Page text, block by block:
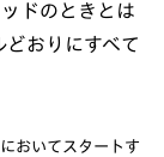
ドのときとは
どおりにすべて
おいてスタートす